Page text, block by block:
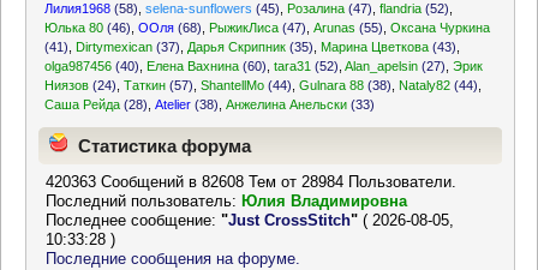
Лилия1968 (58) ,selena-sunflowers (45) Розалина (47) ,flandria (52)
Юлька 80 (46) ,ООля (68) РыжикЛиса (47) ,Arunas (55) ,Оксана Чуркина
(41)
Dirtymexican (37) Дарья Скрипник (35) Марина Цветкова (43)
olga987456 (40) Елена Вахнина (60) ,tara31 (52) ,Alan_apelsin (27) ,Эрик
Ниязов (24) ,Таткин (57) ,ShantellMo (44) ,Gulnara 88 (38) Nataly82 (44)
Саша Рейда (28) ,Atelier (38) ,Анжелина Анельски (33)
Статистика форума
420363 Сообщений в 82608 Тем от 28984 Пользователи.
Последний пользователь: Юлия Владимировна
Последнее сообщение:"Just CrossStitch" ( 2026-08-05,
10:33:28 )
Последние сообщения на форуме.